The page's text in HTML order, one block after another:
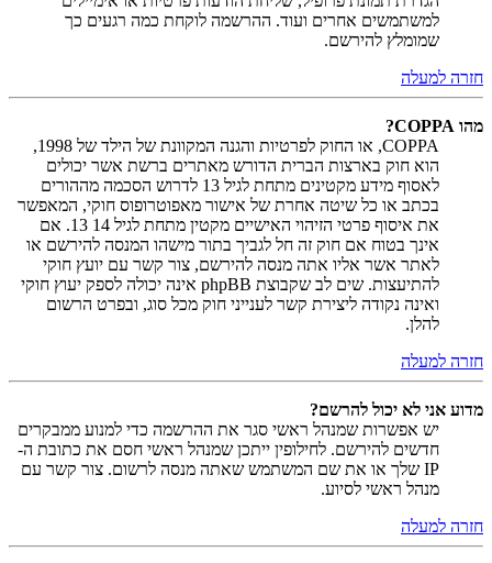
למשתמשים אחרים ועוד. ההרשמה לוקחת כמה רגעים כך
שמומלץ להירשם.
חזרה למעלה
מהו COPPA?
COPPA, או החוק לפרטיות והגנה המקוונת של הילד של 1998,
הוא חוק בארצות הברית הדורש מאתרים ברשת אשר יכולים
לאסוף מידע מקטינים מתחת לגיל 13 לדרוש הסכמה מההורים
בכתב או כל שיטה אחרת של אישור מאפוטרופוס חוקי, המאפשר
את איסוף פרטי הזיהוי האישיים מקטין מתחת לגיל 14 13. אם
אינך בטוח אם חוק זה חל לגביך בתור מישהו המנסה להירשם או
לאתר אשר אליו אתה מנסה להירשם, צור קשר עם יועץ חוקי
להתיעצות. שים לב שקבוצת phpBB אינה יכולה לספק יעוץ חוקי
ואינה נקודה ליצירת קשר לענייני חוק מכל סוג, ובפרט הרשום
להלן.
חזרה למעלה
מדוע אני לא יכול להרשם?
יש אפשרות שמנהל ראשי סגר את ההרשמה כדי למנוע ממבקרים
חדשים להירשם. לחילופין ייתכן שמנהל ראשי חסם את כתובת ה-
IP שלך או את שם המשתמש שאתה מנסה לרשום. צור קשר עם
מנהל ראשי לסיוע.
חזרה למעלה